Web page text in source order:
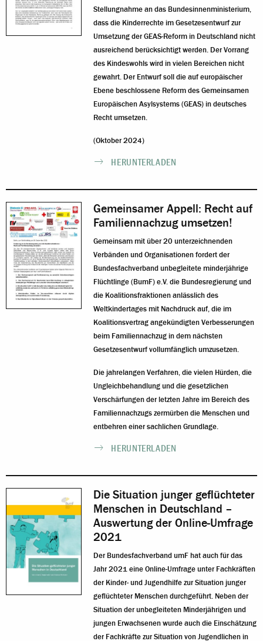
Stellungnahme an das Bundesinnenministerium,
dass die Kinderrechte im Gesetzesentwurf zur
Umsetzung der GEAS-Reform in Deutschland nicht
ausreichend berücksichtigt werden. Der Vorrang
des Kindeswohls wird in vielen Bereichen nicht
gewahrt. Der Entwurf soll die auf europäischer
Ebene beschlossene Reform des Gemeinsamen
Europäischen Asylsystems (GEAS) in deutsches
Recht umsetzen.
(Oktober 2024)
HERUNTERLADEN
Gemeinsamer Appell: Recht auf
Familiennachzug umsetzen!
Gemeinsam mit über 20 unterzeichnenden
Verbänden und Organisationen fordert der
Bundesfachverband unbegleitete minderjährige
Flüchtlinge (BumF) e.V. die Bundesregierung und
die Koalitionsfraktionen anlässlich des
Weltkindertages mit Nachdruck auf, die im
Koalitionsvertrag angekündigten Verbesserungen
beim Familiennachzug in dem nächsten
Gesetzesentwurf vollumfänglich umzusetzen.
Die jahrelangen Verfahren, die vielen Hürden, die
Ungleichbehandlung und die gesetzlichen
Verschärfungen der letzten Jahre im Bereich des
Familiennachzugs zermürben die Menschen und
entbehren einer sachlichen Grundlage.
HERUNTERLADEN
Die Situation junger geflüchteter
Menschen in Deutschland –
Auswertung der Online-Umfrage
2021
Der Bundesfachverband umF hat auch für das
Jahr 2021 eine Online-Umfrage unter Fachkräften
der Kinder- und Jugendhilfe zur Situation junger
geflüchteter Menschen durchgeführt. Neben der
Situation der unbegleiteten Minderjährigen und
jungen Erwachsenen wurde auch die Einschätzung
der Fachkräfte zur Situation von Jugendlichen in